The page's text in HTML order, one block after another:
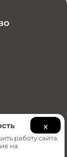
×
работу сайта.
на